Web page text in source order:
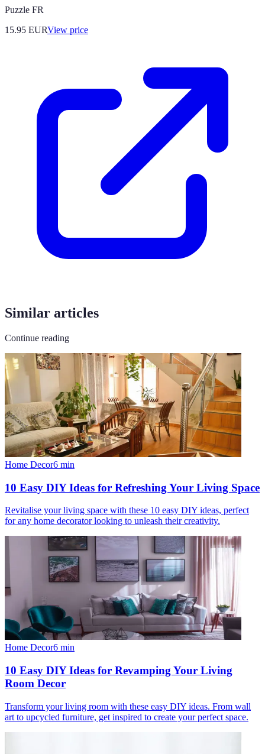
Puzzle FR
15.95 EURView price
Similar articles
Continue reading
Home Decor6 min
10 Easy DIY Ideas for Refreshing Your Living Space
Revitalise your living space with these 10 easy DIY ideas, perfect
for any home decorator looking to unleash their creativity.
Home Decor6 min
10 Easy DIY Ideas for Revamping Your Living
Room Decor
Transform your living room with these easy DIY ideas. From wall
art to upcycled furniture, get inspired to create your perfect space.